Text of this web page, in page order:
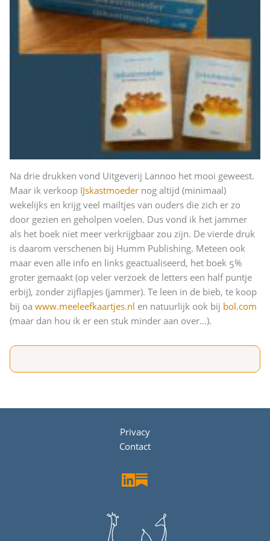
Na drie drukken vond Uitgeverij Lannoo het mooi geweest.
Maar ik verkoop IJskastmoeder nog altijd (minimaal)
wekelijks en krijg veel mailtjes van ouders die zich er zo
door gezien en geholpen voelen. Dus vond ik het jammer
als het boek niet meer verkrijgbaar zou zijn. De vierde druk
is daarom verschenen bij Humm Publishing. Meteen ook
maar even alle info en links geactualiseerd, het boek 5%
groter gemaakt (op veler verzoek de letters een half puntje
erbij), zonder zijflapjes (jammer). Te leen in de bieb, te koop
bij oa www.meeleefkaartjes.nl en natuurlijk ook bij bol.com
(maar dan hou ik er een stuk minder aan over…).
Privacy
Contact